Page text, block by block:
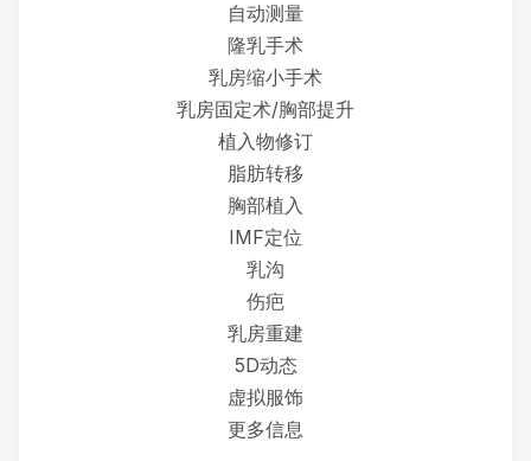
自动测量
隆乳手术
乳房缩小手术
乳房固定术/胸部提升
植入物修订
脂肪转移
胸部植入
IMF定位
乳沟
伤疤
乳房重建
5D动态
虚拟服饰
更多信息